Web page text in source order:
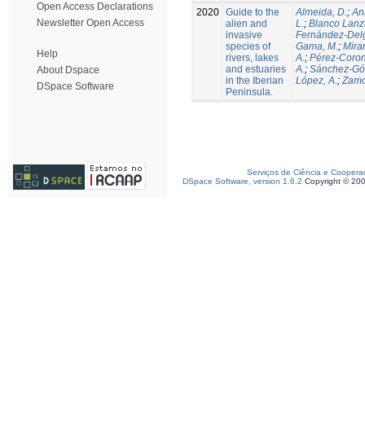
Open Access Declarations
Newsletter Open Access
Help
About Dspace
DSpace Software
2020 Guide to the
alien and
invasive
species of
rivers, lakes
and estuaries
in the Iberian
Peninsula.
Almeida, D.;
L.; Blanco
Fernández-
Gama, M.;
A.; Pérez-
A.; Sánchez-
López, A.;
Serviços de Ciência e
DSpace Software, version 1.6.2 Copyright ©